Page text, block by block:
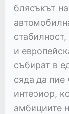
блясъкът
и
събират в
сяда да пие
интериор,
амбициите